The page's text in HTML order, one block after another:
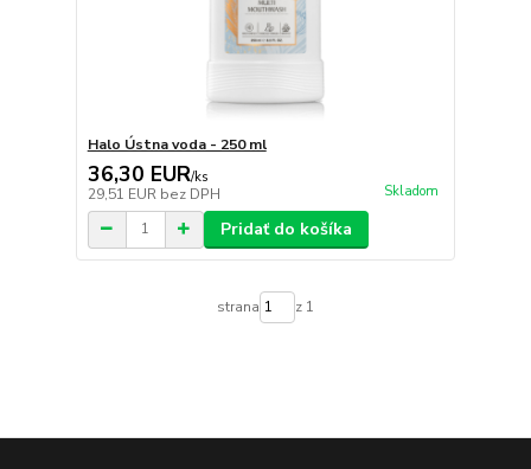
Halo Ústna voda - 250 ml
36,30 EUR/ks
29,51 EUR bez DPH Skladom
Pridať do košíka
strana z 1